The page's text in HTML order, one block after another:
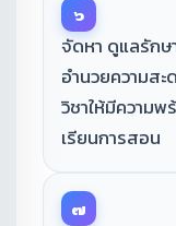
๖
จัดหา ดูแลรัก
อำนวยความส
วิชาให้มีความ
เรียนการสอน
๗